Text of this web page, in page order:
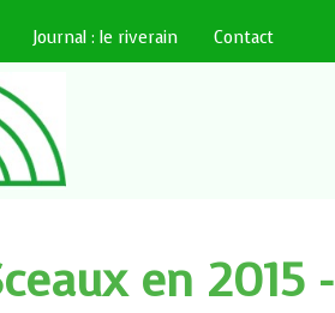
Journal : le riverain Contact
en 2015 -